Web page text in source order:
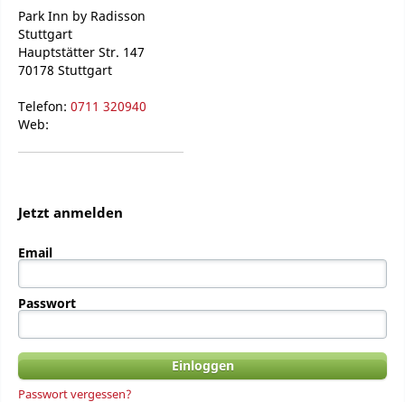
Park Inn by Radisson
Stuttgart
Hauptstätter Str. 147
70178 Stuttgart
Telefon: 0711 320940
Web:
Jetzt anmelden
Email
Passwort
Passwort vergessen?